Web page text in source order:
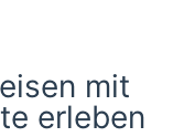
mit
erleben